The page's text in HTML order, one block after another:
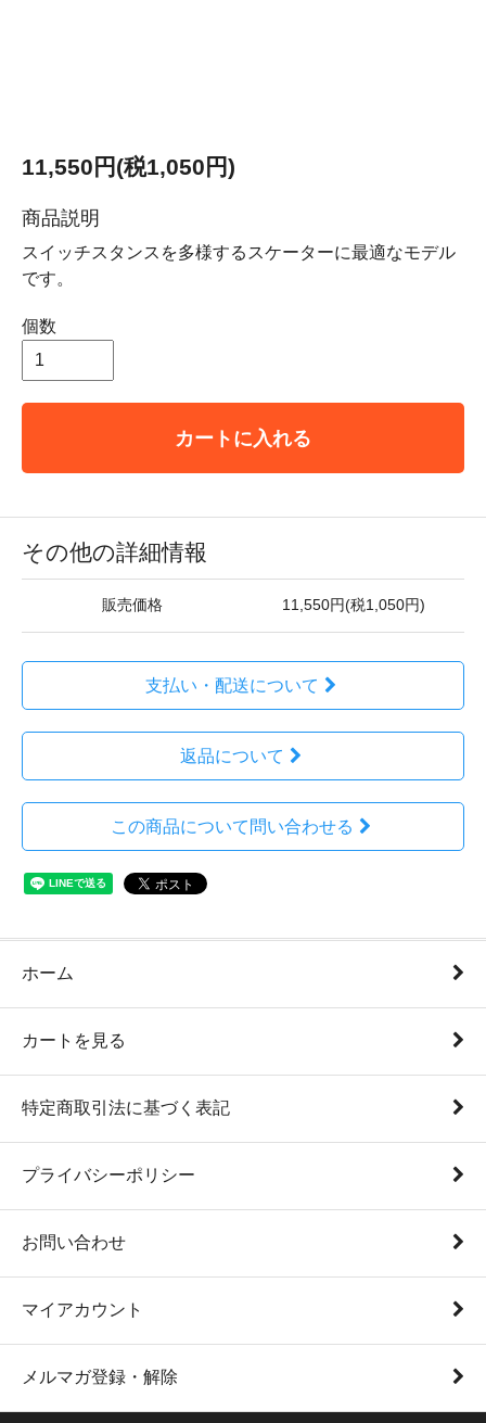
11,550円(税1,050円)
商品説明
スイッチスタンスを多様するスケーターに最適なモデル
です。
個数
カートに入れる
その他の詳細情報
販売価格 11,550円(税1,050円)
支払い・配送について
返品について
この商品について問い合わせる
ホーム
カートを見る
特定商取引法に基づく表記
プライバシーポリシー
お問い合わせ
マイアカウント
メルマガ登録・解除